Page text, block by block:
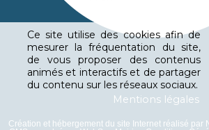
Mentions légales
Création et hébergement du site Internet réalisé par
Ce site utilise des cookies afin de
mesurer la fréquentation du site,
de vous proposer des contenus
animés et interactifs et de partager
du contenu sur les réseaux sociaux.